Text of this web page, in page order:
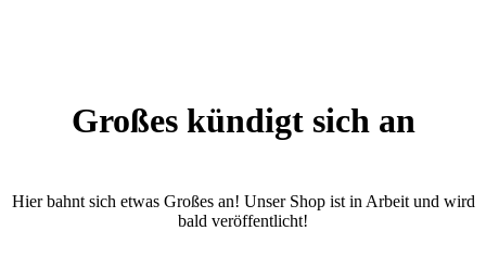
Großes kündigt sich an
Hier bahnt sich etwas Großes an! Unser Shop ist in Arbeit und wird
bald veröffentlicht!